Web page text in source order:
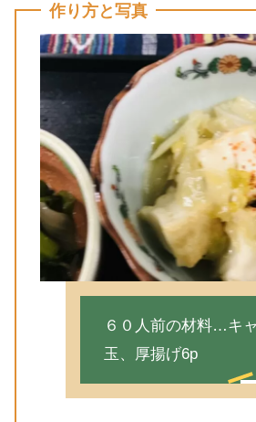
作り方と写真
６０人前の材料…キ
玉、厚揚げ6p